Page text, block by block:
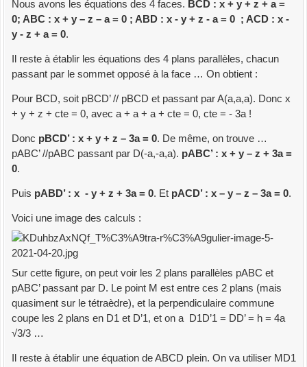
Nous avons les équations des 4 faces. BCD : x + y + z + a =
0; ABC : x + y – z – a = 0 ; ABD : x - y + z - a = 0 ; ACD : x -
y - z + a = 0.
Il reste à établir les équations des 4 plans parallèles, chacun
passant par le sommet opposé à la face … On obtient :
Pour BCD, soit pBCD’ // pBCD et passant par A(a,a,a). Donc x
+ y + z + cte = 0, avec a + a + a + cte = 0, cte = - 3a !
Donc pBCD’ : x + y + z – 3a = 0. De même, on trouve …
pABC’ //pABC passant par D(-a,-a,a). pABC’ : x + y – z + 3a =
0.
Puis pABD’ : x - y + z + 3a = 0. Et pACD’ : x – y – z – 3a = 0.
Voici une image des calculs :
Sur cette figure, on peut voir les 2 plans parallèles pABC et
pABC’ passant par D. Le point M est entre ces 2 plans (mais
quasiment sur le tétraèdre), et la perpendiculaire commune
coupe les 2 plans en D1 et D’1, et on a D1D’1 = DD’ = h = 4a
√3/3 …
Il reste à établir une équation de ABCD plein. On va utiliser MD1